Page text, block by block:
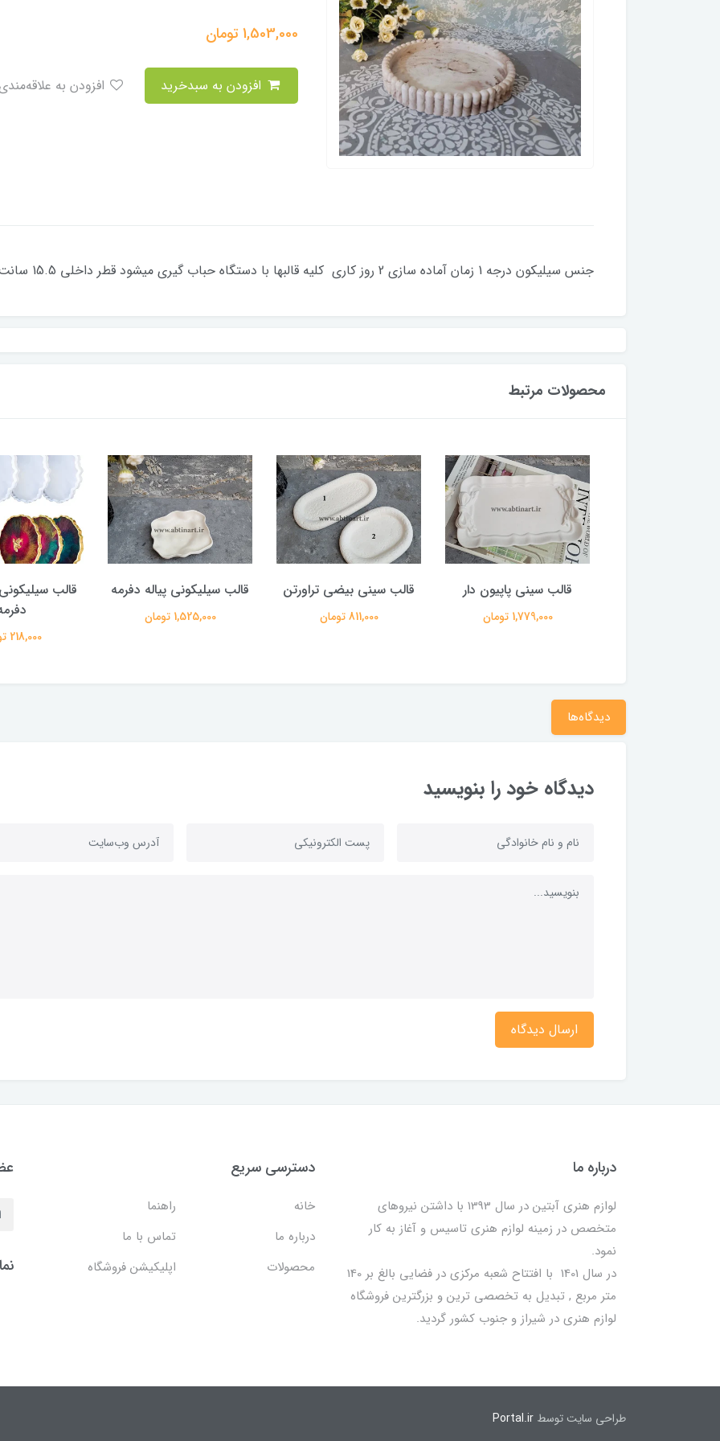
1,503,000تومان
جنس سیلیکون درجه 1 زمان آماده سازی 2 روز کاری کلیه قالبها با دستگاه حباب گیری میشود قطر داخلی 15.5 سانت قطر بیرونی 18 سانت ارتفاع 2.8سانت
محصولات مرتبط
قالب سینی پاپیون دار
1,779,000 تومان
قالب سینی بیضی تراورتن
811,000 تومان
قالب سیلیکونی پیاله دفرمه
1,525,000 تومان
قالب
218,000 تومان
دیدگاه‌ها
دیدگاه خود را بنویسید
ارسال دیدگاه
درباره ما
لوازم هنری آبتین در سال 1393 با داشتن نیروهای
متخصص در زمینه لوازم هنری تاسیس و آغاز به کار
نمود.
در سال 1401 با افتتاح شعبه مرکزی در فضایی بالغ بر 140
متر مربع , تبدیل به تخصصی ترین و بزرگترین فروشگاه
لوازم هنری در شیراز و جنوب کشور گردید.
دسترسی سریع
خانه
راهنما
درباره ما
تماس با ما
محصولات
اپلیکیشن فروشگاه
طراحی سایت توسط Portal.ir